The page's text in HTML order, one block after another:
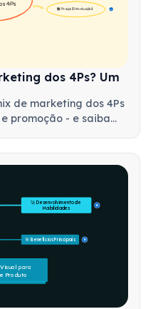
🏪 Praça (Distribuição) 17
4Ps
dos 4Ps? Um
de marketing dos 4Ps
promoção - e saiba
🎯 Benefícios Principais 15
🚀 Desenvolvimento de
Habilidades
15
para
Produto